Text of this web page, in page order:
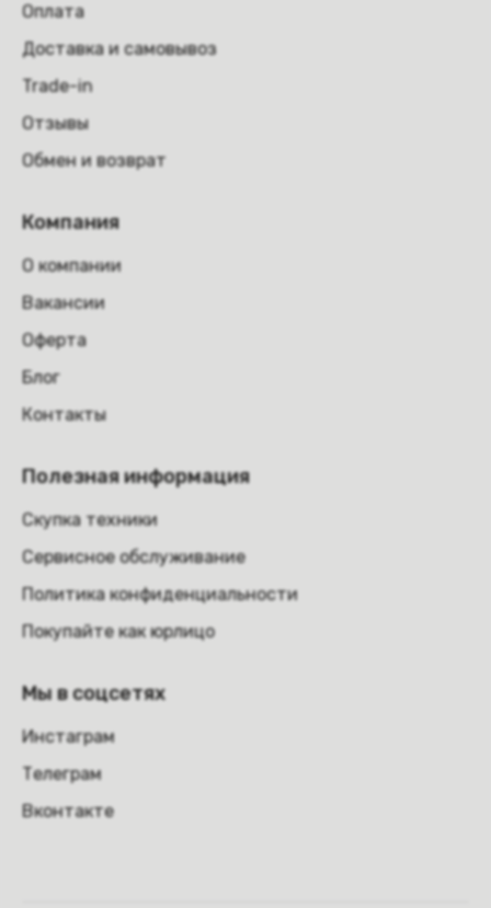
Оплата
Доставка и самовывоз
Trade-in
Отзывы
Обмен и возврат
Компания
О компании
Вакансии
Оферта
Блог
Контакты
Полезная информация
Скупка техники
Сервисное обслуживание
Политика конфиденциальности
Покупайте как юрлицо
Мы в соцсетях
Инстаграм
Телеграм
Вконтакте